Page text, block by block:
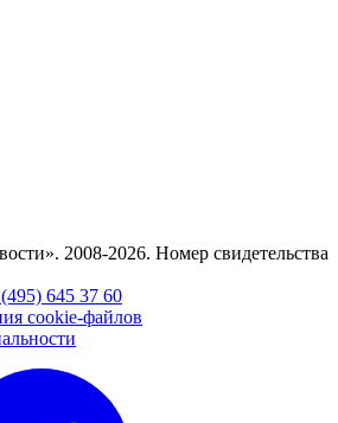
2008-2026. Номер свидетельства
645 37 60
cookie-файлов